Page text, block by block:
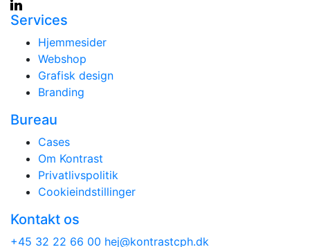
Services
Hjemmesider
Webshop
Grafisk design
Branding
Bureau
Cases
Om Kontrast
Privatlivspolitik
Cookieindstillinger
Kontakt os
+45 32 22 66 00 hej@kontrastcph.dk